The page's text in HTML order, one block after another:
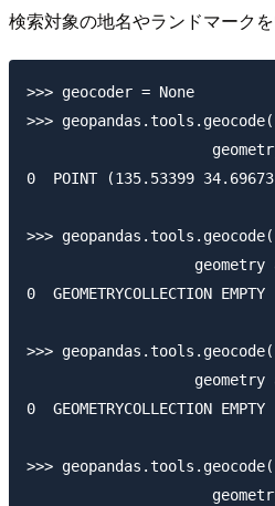
検索対象の地名やランドマーク
>>> geocoder = None
>>>
0  POINT (135.53399
>>>
geometry
0  GEOMETRYCOLLECTION
>>>
geometry
0  GEOMETRYCOLLECTION
>>>